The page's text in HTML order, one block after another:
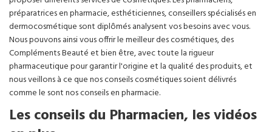
préparatrices en pharmacie, esthéticiennes, conseillers spécialisés en
dermocosmétique sont diplômés analysent vos besoins avec vous.
Nous pouvons ainsi vous offrir le meilleur des cosmétiques, des
Compléments Beauté et bien être, avec toute la rigueur
pharmaceutique pour garantir l'origine et la qualité des produits, et
nous veillons à ce que nos conseils cosmétiques soient délivrés
comme le sont nos conseils en pharmacie.
Les conseils du Pharmacien, les vidéos